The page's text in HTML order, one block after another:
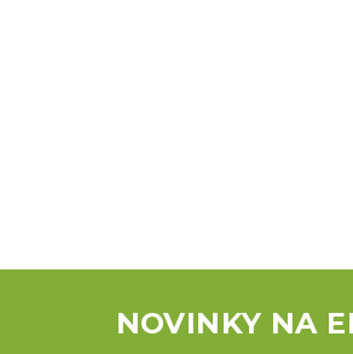
NOVINKY NA